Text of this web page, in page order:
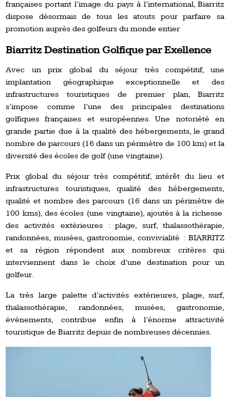
françaises portant l’image du pays à l’international, Biarritz
dispose désormais de tous les atouts pour parfaire sa
promotion auprès des golfeurs du monde entier
Biarritz Destination Golfique par Exellence
Avec un prix global du séjour très compétitif, une
implantation géographique exceptionnelle et des
infrastructures touristiques de premier plan, Biarritz
s’impose comme l’une des principales destinations
golfiques françaises et européennes. Une notoriété en
grande partie due à la qualité des hébergements, le grand
nombre de parcours (16 dans un périmètre de 100 km) et la
diversité des écoles de golf (une vingtaine).
Prix global du séjour très compétitif, intérêt du lieu et
infrastructures touristiques, qualité des hébergements,
qualité et nombre des parcours (16 dans un périmètre de
100 kms), des écoles (une vingtaine), ajoutés à la richesse
des activités extérieures : plage, surf, thalassothérapie,
randonnées, musées, gastronomie, convivialité : BIARRITZ
et sa région répondent aux nombreux critères qui
interviennent dans le choix d’une destination pour un
golfeur.
La très large palette d’activités extérieures, plage, surf,
thalassothérapie, randonnées, musées, gastronomie,
événements, contribue enfin à l’énorme attractivité
touristique de Biarritz depuis de nombreuses décennies.